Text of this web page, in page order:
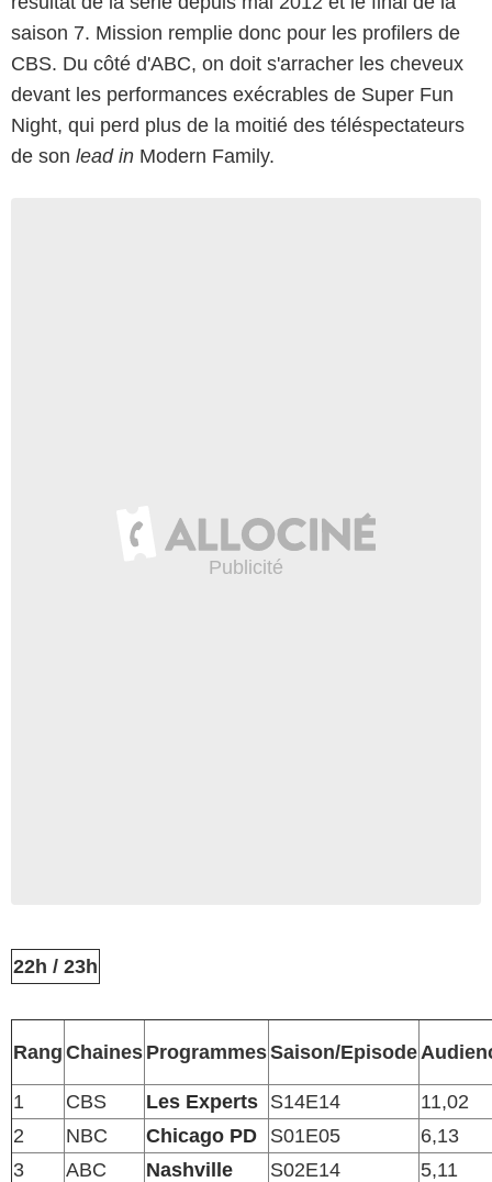
saison 7. Mission remplie donc pour les profilers de
CBS. Du côté d'ABC, on doit s'arracher les cheveux
devant les performances exécrables de Super Fun
Night, qui perd plus de la moitié des téléspectateurs
de son lead in Modern Family.
22h / 23h
Rang Chaines ProgrammesSaison/Episode
1 CBS Les Experts S14E14
11,02
2
NBC Chicago PD S01E05
6,13
3
ABC Nashville S02E14 5,11